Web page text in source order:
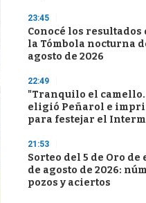
23:45
Conocé los
la Tómbola nocturna
agosto de 2026
22:49
"Tranquilo el
eligió Peñarol e
para festejar el
21:53
Sorteo del 5 de Oro de
de agosto de 2026:
pozos y aciertos